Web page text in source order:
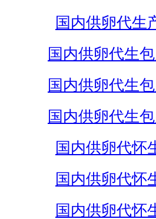
国内供卵代生
国内供卵代生
国内供卵代生
国内供卵代生
国内供卵代怀
国内供卵代怀
国内供卵代怀